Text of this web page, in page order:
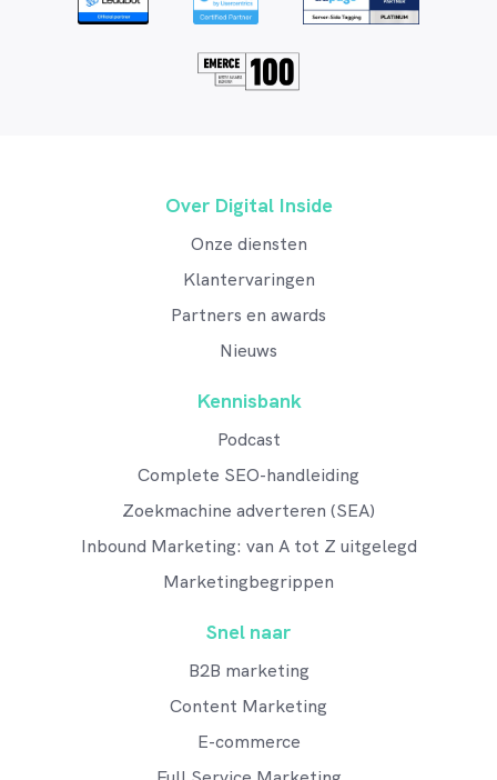
Over Digital Inside
Onze diensten
Klantervaringen
Partners en awards
Nieuws
Kennisbank
Podcast
Complete SEO-handleiding
Zoekmachine adverteren (SEA)
Inbound Marketing: van A tot Z uitgelegd
Marketingbegrippen
Snel naar
B2B marketing
Content Marketing
E-commerce